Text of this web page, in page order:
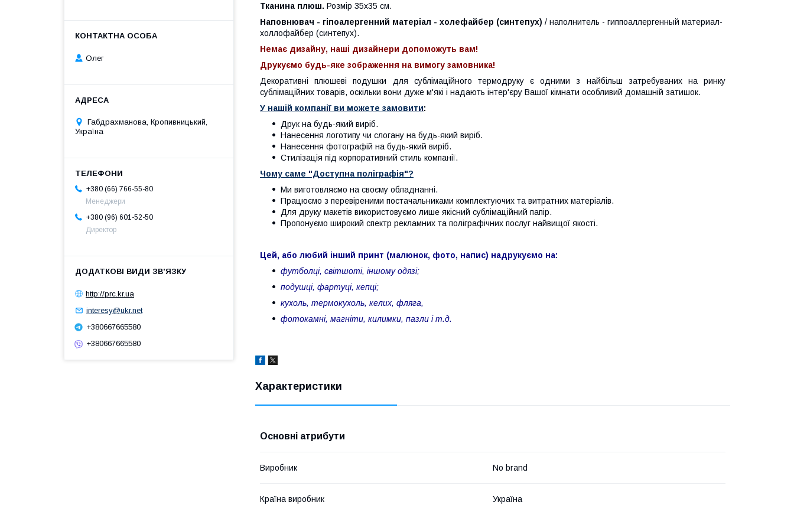
Тканина плюш. Розмір 35х35 см.
Наповнювач - гіпоалергенний матеріал - холефайбер (синтепух) / наполнитель - гиппоаллергенный материал-
холлофайбер (синтепух).
Немає дизайну, наші дизайнери допоможуть вам!
Друкуємо будь-яке зображення на вимогу замовника!
Декоративні плюшеві подушки для сублімаційного термодруку є одними з найбільш затребуваних на ринку
сублімаційних товарів, оскільки вони дуже м'які і надають інтер'єру Вашої кімнати особливий домашній затишок.
У нашій компанії ви можете замовити:
Друк на будь-який виріб.
Нанесення логотипу чи слогану на будь-який виріб.
Нанесення фотографій на будь-який виріб.
Стилізація під корпоративний стиль компанії.
Чому саме "Доступна поліграфія"?
Ми виготовляємо на своєму обладнанні.
Працюємо з перевіреними постачальниками комплектуючих та витратних матеріалів.
Для друку макетів використовуємо лише якісний сублімаційний папір.
Пропонуємо широкий спектр рекламних та поліграфічних послуг найвищої якості.
Цей, або любий інший принт (малюнок, фото, напис) надрукуємо на:
футболці, світшоті, іншому одязі;
подушці, фартуці, кепці;
кухоль, термокухоль, келих, фляга,
фотокамні, магніти, килимки, пазли і т.д.
Характеристики
Основні атрибути
Виробник No brand
Країна виробник Україна
Олег
Габдрахманова, Кропивницький,
Україна
+380 (66) 766-55-80
Менеджери
+380 (96) 601-52-50
Директор
http://prc.kr.ua
interesy@ukr.net
+380667665580
+380667665580